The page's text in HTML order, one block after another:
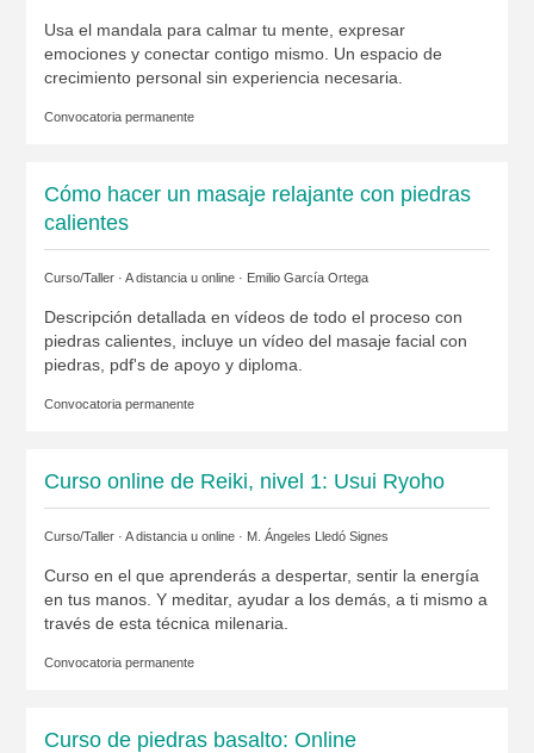
Usa el mandala para calmar tu mente, expresar
emociones y conectar contigo mismo. Un espacio de
crecimiento personal sin experiencia necesaria.
Convocatoria permanente
Cómo hacer un masaje relajante con piedras
calientes
Curso/Taller · A distancia u online · Emilio García Ortega
Descripción detallada en vídeos de todo el proceso con
piedras calientes, incluye un vídeo del masaje facial con
piedras, pdf's de apoyo y diploma.
Convocatoria permanente
Curso online de Reiki, nivel 1: Usui Ryoho
Curso/Taller · A distancia u online · M. Ángeles Lledó Signes
Curso en el que aprenderás a despertar, sentir la energía
en tus manos. Y meditar, ayudar a los demás, a ti mismo a
través de esta técnica milenaria.
Convocatoria permanente
Curso de piedras basalto: Online